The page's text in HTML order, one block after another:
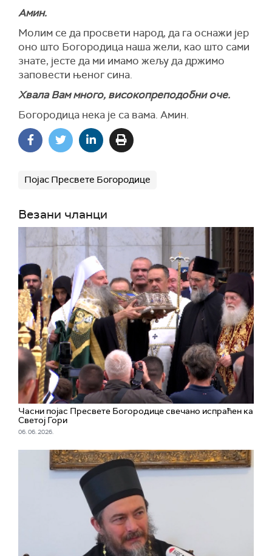
Амин.
Молим се да просвети народ, да га оснажи јер
оно што Богородица наша жели, као што сами
знате, јесте да ми имамо жељу да држимо
заповести њеног сина.
Хвала Вам много, високопреподобни оче.
Богородица нека је са вама. Амин.
Појас Пресвете Богородице
Везани чланци
Часни појас Пресвете Богородице свечано испраћен ка
Светој Гори
06. 06. 2026.